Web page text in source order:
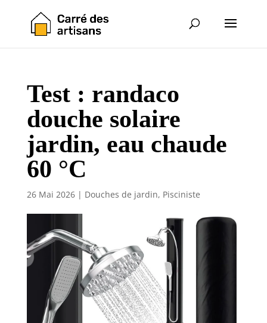
Test : randaco
douche solaire
jardin, eau chaude
60 °C
26 Mai 2026| Douches de jardin, Pisciniste